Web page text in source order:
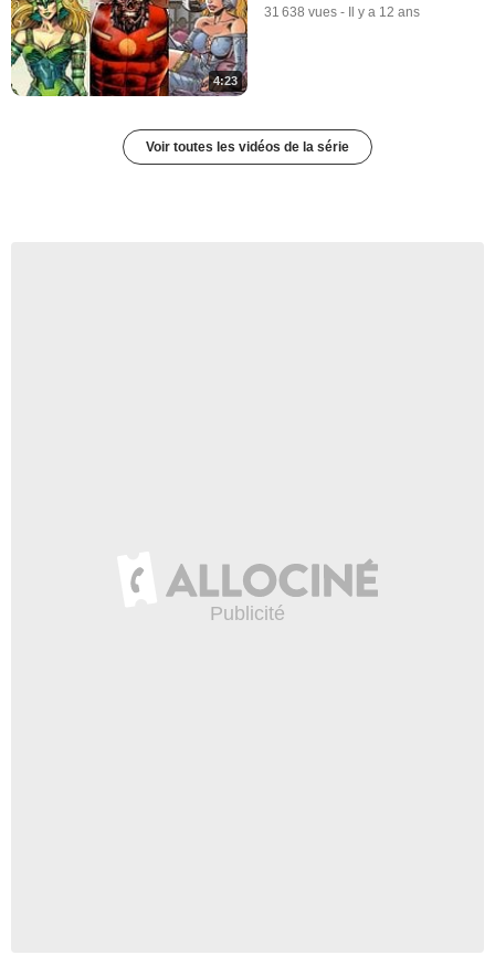
4:23
31 638 vues - Il y a 12 ans
Voir toutes les vidéos de la série